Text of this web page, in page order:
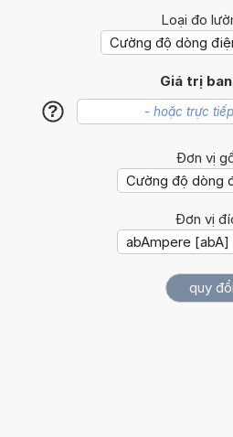
Loại đo
Giá trị
?
Đơn vị
Đơn vị